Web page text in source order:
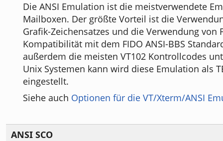
Die ANSI Emulation ist die meistverwendete
Mailboxen. Der größte Vorteil ist die
Grafik-Zeichensatzes und die Verwendung von
Kompatibilität mit dem FIDO ANSI-BBS
außerdem die meisten VT102 Kontrollcodes
Unix Systemen kann wird diese Emulation als
eingestellt.
Siehe auch Optionen für die VT/Xterm/ANSI
ANSI SCO